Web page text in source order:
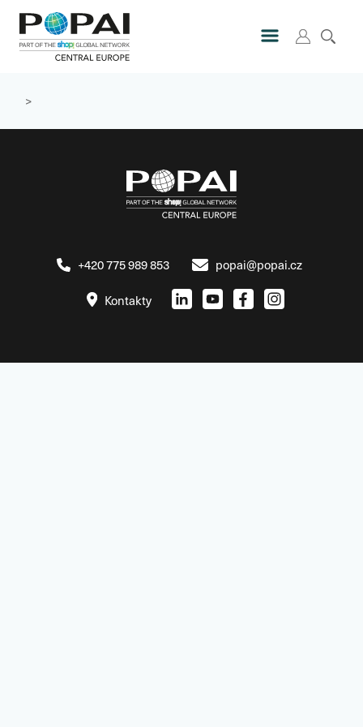
>
+420 775 989 853 popai@popai.cz
Kontakty